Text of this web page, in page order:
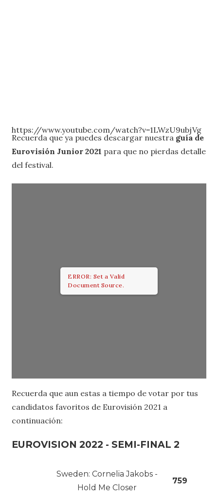
https://www.youtube.com/watch?v=1LWzU9ubjVg
Recuerda que ya puedes descargar nuestra guía de
Eurovisión Junior 2021 para que no pierdas detalle
del festival.
ERROR: Set a Valid
Document Source.
Recuerda que aun estas a tiempo de votar por tus
candidatos favoritos de Eurovisión 2021 a
continuación:
EUROVISION 2022 - SEMI-FINAL 2
Sweden: Cornelia Jakobs -
Hold Me Closer
759